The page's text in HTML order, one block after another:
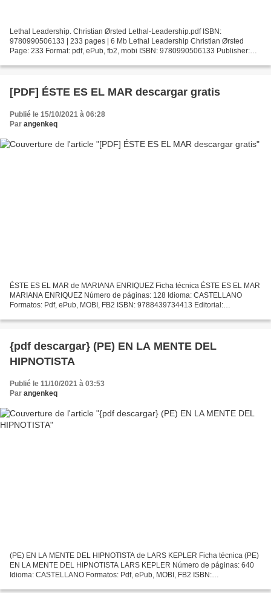
Lethal Leadership. Christian Ørsted Lethal-Leadership.pdf ISBN:
9780990506133 | 233 pages | 6 Mb Lethal Leadership Christian Ørsted
Page: 233 Format: pdf, ePub, fb2, mobi ISBN: 9780990506133 Publisher:
[PDF] ÉSTE ES EL MAR descargar gratis
Publié le 15/10/2021 à 06:28
Par angenkeq
ÉSTE ES EL MAR de MARIANA ENRIQUEZ Ficha técnica ÉSTE ES EL MAR
MARIANA ENRIQUEZ Número de páginas: 128 Idioma: CASTELLANO
Formatos: Pdf, ePub, MOBI, FB2 ISBN: 9788439734413 Editorial:
gratis...
{pdf descargar} (PE) EN LA MENTE DEL
HIPNOTISTA
Publié le 11/10/2021 à 03:53
Par angenkeq
(PE) EN LA MENTE DEL HIPNOTISTA de LARS KEPLER Ficha técnica (PE)
EN LA MENTE DEL HIPNOTISTA LARS KEPLER Número de páginas: 640
Idioma: CASTELLANO Formatos: Pdf, ePub, MOBI, FB2 ISBN: